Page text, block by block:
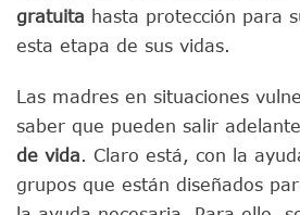
gratuita hasta protección para
esta etapa de sus vidas.
Las madres en situaciones
saber que pueden salir
de vida. Claro está, con la
grupos que están diseñados